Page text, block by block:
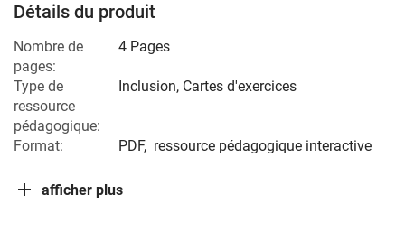
Détails du produit
Nombre de
pages:
4 Pages
Type de
ressource
pédagogique:
Inclusion, Cartes d'exercices
Format: PDF, ressource pédagogique interactive
afficher plus